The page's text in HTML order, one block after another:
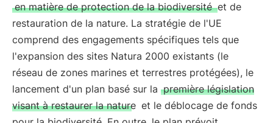
en matière de protection de la biodiversité et de
restauration de la nature. La stratégie de l'UE
comprend des engagements spécifiques tels que
l'expansion des sites Natura 2000 existants (le
réseau de zones marines et terrestres protégées), le
lancement d'un plan basé sur la première législation
visant à restaurer la nature et le déblocage de fonds